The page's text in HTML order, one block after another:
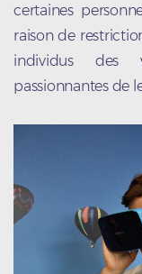
certaines
raison de
individus des
passionnantes de